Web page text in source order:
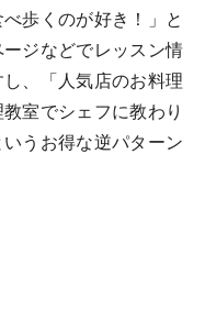
歩くのが好き！」と
ジなどでレッスン情
、「人気店のお料理
室でシェフに教わり
うお得な逆パターン